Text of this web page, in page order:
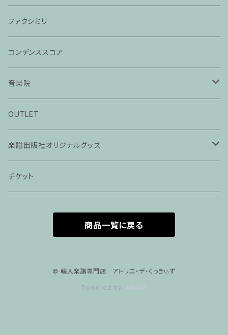
ファクシミリ
コンデンススコア
音楽院
ピアノ科３０分レッスン
ピアノ科４５分レッスン
家族割プラン
家族割適用プラン2
声楽ピアノ４５分レッスン
ヴァイオリンピアノ６０分レッスン
OUTLET
楽譜出版社オリジナルグッズ
アパレル
チケット
商品一覧に戻る
© 輸入楽譜専門店 アトリエ・デ・くっきぃず
Powered by